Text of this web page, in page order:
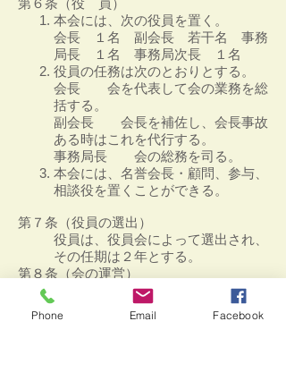
第６条（役 員）
本会には、次の役員を置く。
会長 １名 副会長 若干名 事務
局長 １名 事務局次長 １名
役員の任務は次のとおりとする。
会長 会を代表して会の業務を総
括する。
副会長 会長を補佐し、会長事故
ある時はこれを代行する。
事務局長 会の総務を司る。
本会には、名誉会長・顧問、参与、
相談役を置くことができる。
第７条（役員の選出）
役員は、役員会によって選出され、
その任期は２年とする。
第８条（会の運営）
本会は、運営のために役員会、運営
委員会、実行委員会を開催する。
運営委員会及び実行委員会は、会長
Phone Email Facebook